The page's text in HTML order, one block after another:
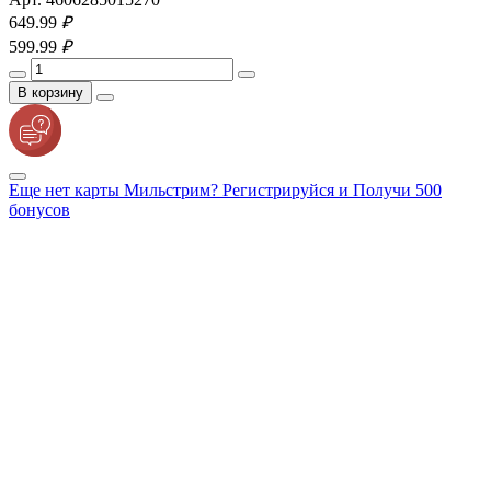
649.99 ₽
599.99 ₽
В корзину
Еще нет карты Мильстрим? Регистрируйся и Получи 500
бонусов